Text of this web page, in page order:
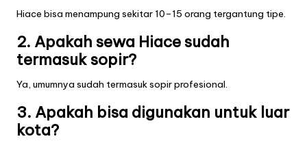
Hiace bisa menampung sekitar 10–15 orang tergantung tipe.
2. Apakah sewa Hiace sudah
termasuk sopir?
Ya, umumnya sudah termasuk sopir profesional.
3. Apakah bisa digunakan untuk luar
kota?